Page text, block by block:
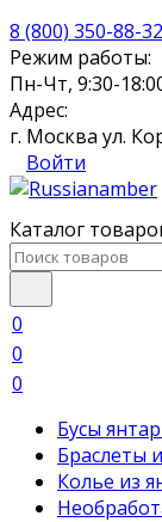
8 (800) 350-88-32
Режим работы:
Пн-Чт, 9:30-
Адрес:
г. Москва ул.
Войти
Каталог
0
0
0
Бусы
Браслеты
Колье из